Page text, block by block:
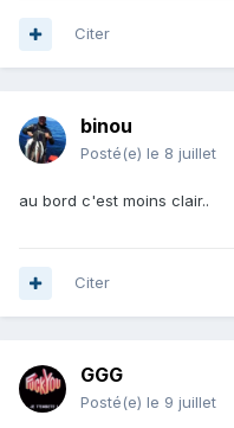
Citer
binou
Posté(e) le 8 juillet
au bord c'est moins clair..
Citer
GGG
Posté(e) le 9 juillet